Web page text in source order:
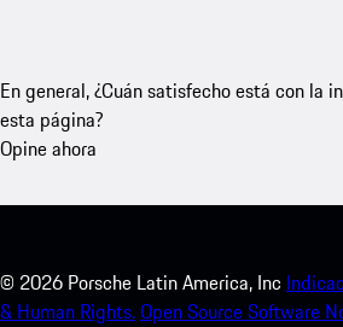
En general, ¿Cuán satisfecho está con la
esta página?
Opine ahora
© 2026 Porsche Latin America, Inc
& Human Rights.Open Source Software